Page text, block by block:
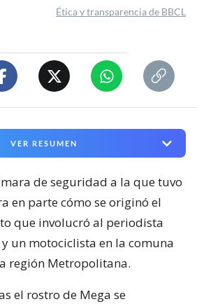
Ética y transparencia de BBCL
VER RESUMEN
de seguridad a la que tuvo
en parte cómo se originó el
que involucró al periodista
y un motociclista en la comuna
región Metropolitana.
el rostro de Mega se